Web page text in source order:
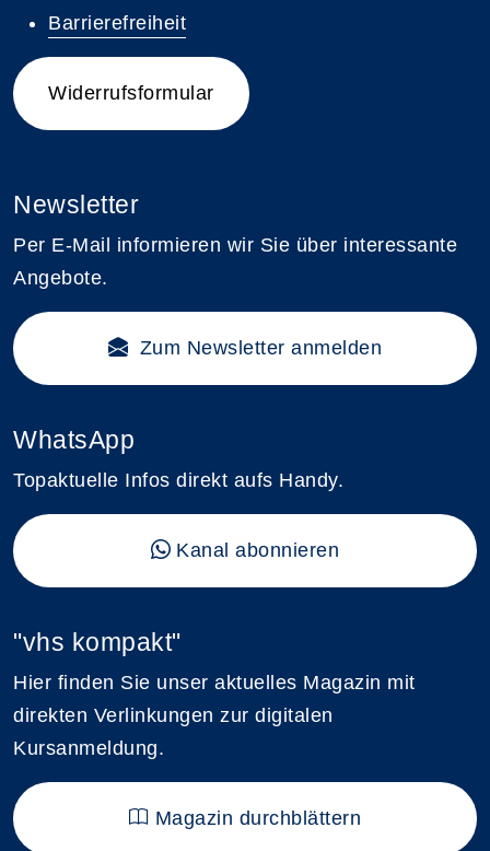
Barrierefreiheit
Widerrufsformular
Newsletter
Per E-Mail informieren wir Sie über interessante
Angebote.
Zum Newsletter anmelden
WhatsApp
Topaktuelle Infos direkt aufs Handy.
Kanal abonnieren
"vhs kompakt"
Hier finden Sie unser aktuelles Magazin mit
direkten Verlinkungen zur digitalen
Kursanmeldung.
Magazin durchblättern